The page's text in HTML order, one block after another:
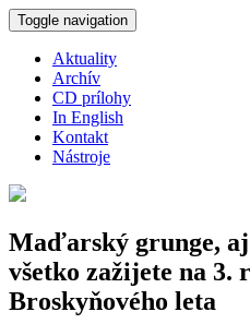
Skočiť na hlavný obsah
Toggle navigation
Aktuality
Archív
CD prílohy
In English
Kontakt
Nástroje
Maďarský grunge, aj
všetko zažijete na 3.
Broskyňového leta